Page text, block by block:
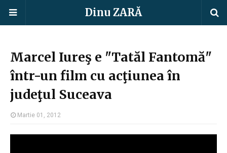
Dinu ZARĂ
Marcel Iureş e "Tatăl Fantomă"
într-un film cu acţiunea în
judeţul Suceava
Martie 01, 2012